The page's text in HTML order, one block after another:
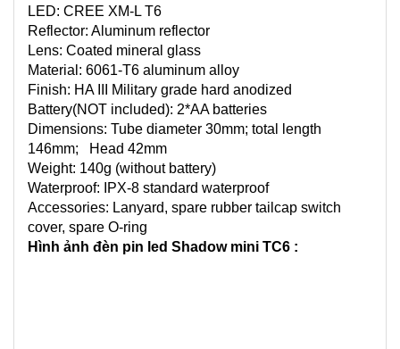
LED: CREE XM-L T6
Reflector: Aluminum reflector
Lens: Coated mineral glass
Material: 6061-T6 aluminum alloy
Finish: HA III Military grade hard anodized
Battery(NOT included): 2*AA batteries
Dimensions: Tube diameter 30mm; total length
146mm; Head 42mm
Weight: 140g (without battery)
Waterproof: IPX-8 standard waterproof
Accessories: Lanyard, spare rubber tailcap switch
cover, spare O-ring
Hình ảnh đèn pin led Shadow mini TC6 :